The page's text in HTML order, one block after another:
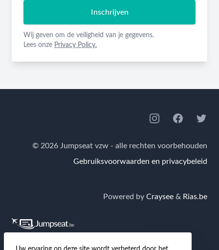
Inschrijven
Wij geven om de veiligheid van je gegevens.
Lees onze Privacy Policy.
InstagramFacebookTwitter
© 2026 Jumpseat vzw - alle rechten voorbehouden
Gebruiksvoorwaarden en privacybeleid
Powered by Craysee & Rias.be